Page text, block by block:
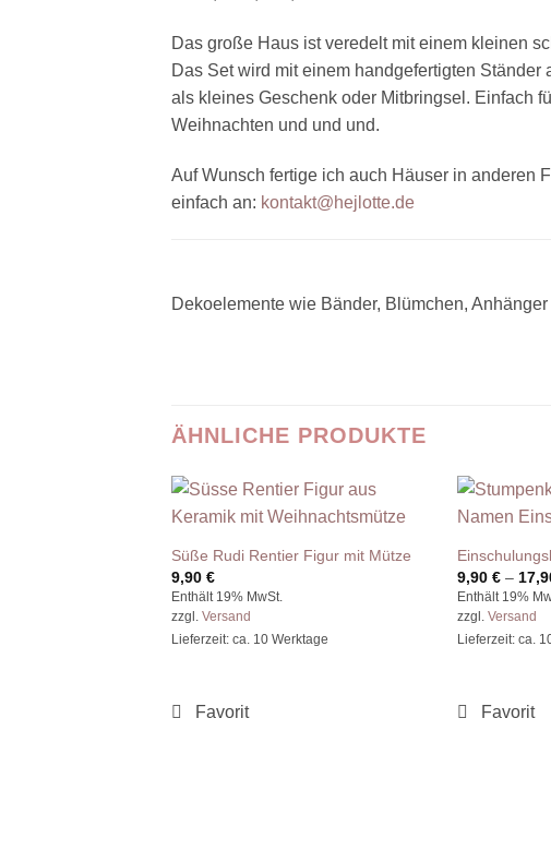
Das große Haus ist veredelt mit einem kleinen
Das Set wird mit einem handgefertigten Ständer
als kleines Geschenk oder Mitbringsel. Einfach
Weihnachten und und und.
Auf Wunsch fertige ich auch Häuser in anderen
einfach an: kontakt@hejlotte.de
Dekoelemente wie Bänder, Blümchen,
ÄHNLICHE PRODUKTE
Süße Rudi Rentier Figur mit Mütze
9,90 €
Enthält 19% MwSt.
zzgl. Versand
Lieferzeit: ca. 10 Werktage
9,90€ –
Enthält 19%
zzgl.Versand
Lieferzeit: ca.